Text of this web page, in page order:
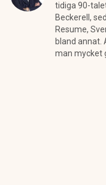
tidiga 90-
Beckerell,
Resume,
bland annat.
man mycket